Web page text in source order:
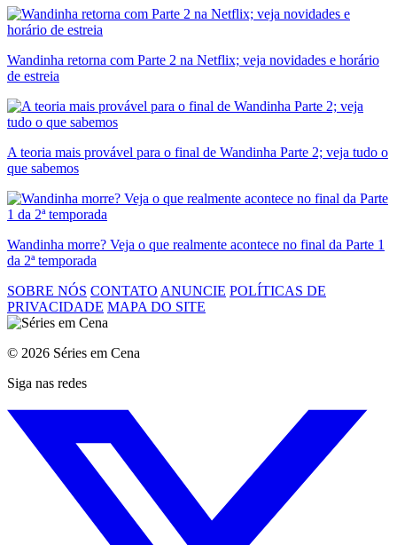
Wandinha retorna com Parte 2 na Netflix; veja novidades e horário
de estreia
A teoria mais provável para o final de Wandinha Parte 2; veja tudo o
que sabemos
Wandinha morre? Veja o que realmente acontece no final da Parte 1
da 2ª temporada
SOBRE NÓS CONTATO ANUNCIE POLÍTICAS DE
PRIVACIDADE MAPA DO SITE
© 2026 Séries em Cena
Siga nas redes